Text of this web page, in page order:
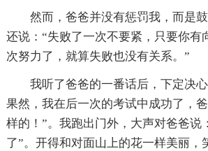
然而，爸爸并没有惩罚我，而是鼓
还说：“失败了一次不要紧，只要你有
次努力了，就算失败也没有关系。”
我听了爸爸的一番话后，下定决心
果然，我在后一次的考试中成功了，
样的！”。我跑出门外，大声对爸爸说
了”。开得和对面山上的花一样美丽，